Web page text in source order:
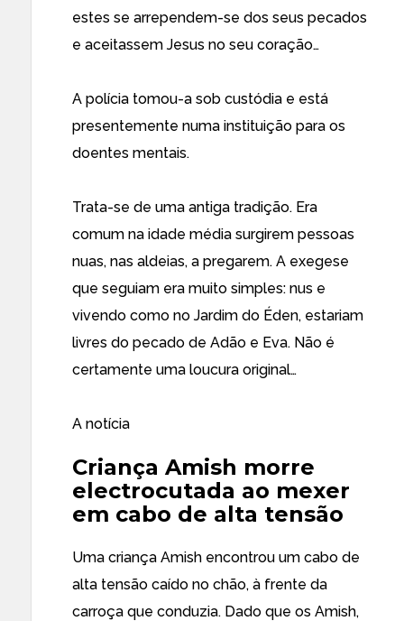
estes se arrependem-se dos seus pecados
e aceitassem Jesus no seu coração…
A polícia tomou-a sob custódia e está
presentemente numa instituição para os
doentes mentais.
Trata-se de uma antiga tradição. Era
comum na idade média surgirem pessoas
nuas, nas aldeias, a pregarem. A exegese
que seguiam era muito simples: nus e
vivendo como no Jardim do Éden, estariam
livres do pecado de Adão e Eva. Não é
certamente uma loucura original…
A notícia
Criança Amish morre
electrocutada ao mexer
em cabo de alta tensão
Uma criança Amish encontrou um cabo de
alta tensão caído no chão, à frente da
carroça que conduzia. Dado que os Amish,